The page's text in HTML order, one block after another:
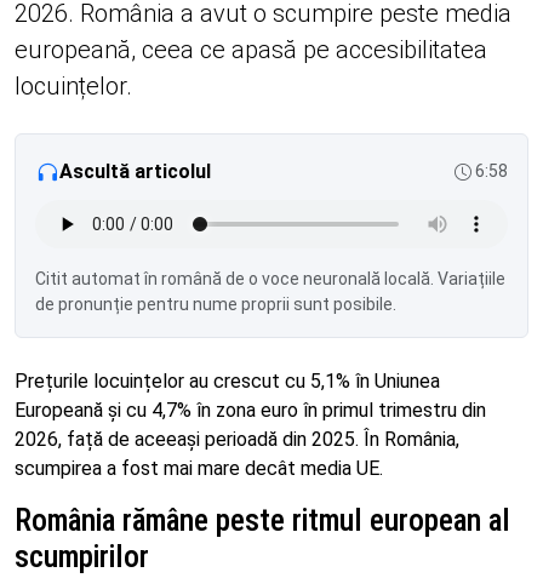
2026. România a avut o scumpire peste media
europeană, ceea ce apasă pe accesibilitatea
locuințelor.
Ascultă articolul 6:58
Citit automat în română de o voce neuronală locală. Variațiile
de pronunție pentru nume proprii sunt posibile.
Prețurile locuințelor au crescut cu 5,1% în Uniunea
Europeană și cu 4,7% în zona euro în primul trimestru din
2026, față de aceeași perioadă din 2025. În România,
scumpirea a fost mai mare decât media UE.
România rămâne peste ritmul european al
scumpirilor